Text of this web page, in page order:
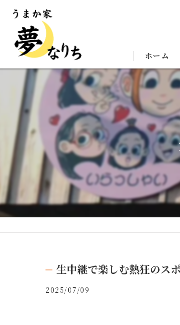
ホーム
生中継で楽しむ熱狂のス
2025/07/09